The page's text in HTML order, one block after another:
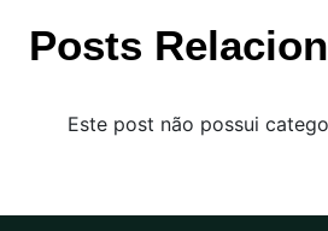
Posts
Este post não possui